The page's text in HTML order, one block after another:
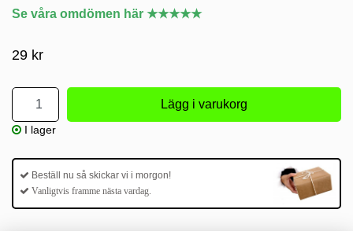
Se våra omdömen här ★★★★★
29 kr
I lager
Beställ nu så skickar vi i morgon!
Vanligtvis framme nästa vardag.